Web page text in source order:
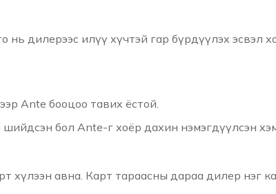
нь дилерээс илүү хүчтэй гар бүрдүүлэх эсвэл
Ante бооцоо тавих ёстой.
шийдсэн бол Ante-г хоёр дахин нэмэгдүүлсэн
хүлээн авна. Карт тараасны дараа дилер нэг